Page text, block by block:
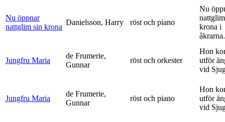
Nu öppnar
nattglim sin krona
Danielsson, Harry röst och piano
Nu
krona i
Jungfru Maria
de Frumerie,
Gunnar
röst och orkester
Hon
utför
vid
Jungfru Maria
de Frumerie,
Gunnar
röst och piano
Hon
utför
vid